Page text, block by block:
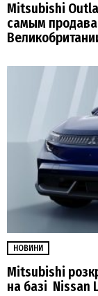
Mitsubishi
самым
НОВИНИ
Mitsubishi
на базі Nissan